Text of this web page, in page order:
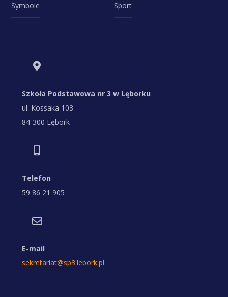
Symbole Sport
Szkoła Podstawowa nr 3 w Lęborku
ul. Kossaka 103
84-300 Lębork
Telefon
59 86 21 905
E-mail
sekretariat@sp3.lebork.pl